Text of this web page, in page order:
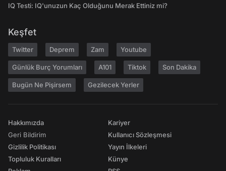
IQ Testi: IQ'unuzun Kaç Olduğunu Merak Ettiniz mi?
Keşfet
Twitter Deprem Zam Youtube
Günlük Burç Yorumları A101 Tiktok Son Dakika
Bugün Ne Pişirsem Gezilecek Yerler
Hakkımızda
Geri Bildirim
Gizlilik Politikası
Topluluk Kuralları
Kariyer
Kullanıcı Sözleşmesi
Yayın İlkeleri
Künye